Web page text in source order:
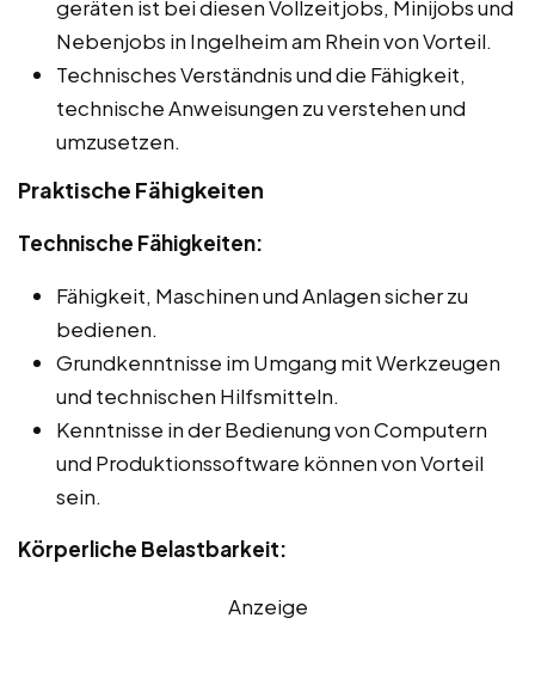
geräten ist bei diesen Vollzeitjobs, Minijobs und
Nebenjobs in Ingelheim am Rhein von Vorteil.
Technisches Verständnis und die Fähigkeit,
technische Anweisungen zu verstehen und
umzusetzen.
Praktische Fähigkeiten
Technische Fähigkeiten:
Fähigkeit, Maschinen und Anlagen sicher zu
bedienen.
Grundkenntnisse im Umgang mit Werkzeugen
und technischen Hilfsmitteln.
Kenntnisse in der Bedienung von Computern
und Produktionssoftware können von Vorteil
sein.
Körperliche Belastbarkeit:
Anzeige